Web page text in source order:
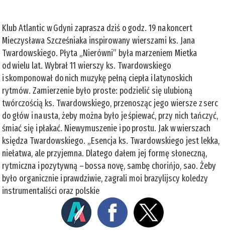
Klub Atlantic w Gdyni zaprasza dziś o godz. 19 na koncert
Mieczysława Szcześniaka inspirowany wierszami ks. Jana
Twardowskiego. Płyta „Nierówni” była marzeniem Mietka
od wielu lat. Wybrał 11 wierszy ks. Twardowskiego
i skomponował do nich muzykę pełną ciepła i latynoskich
rytmów. Zamierzenie było proste: podzielić się ulubioną
twórczością ks. Twardowskiego, przenosząc jego wiersze z serc
do głów i na usta, żeby można było je śpiewać, przy nich tańczyć,
śmiać się i płakać. Niewymuszenie i po prostu. Jak w wierszach
księdza Twardowskiego. „Esencja ks. Twardowskiego jest lekka,
niełatwa, ale przyjemna. Dlatego dałem jej formę słoneczną,
rytmiczna i pozytywną – bossa novę, sambę chorińjo, sao. Żeby
było organicznie i prawdziwie, zagrali moi brazylijscy koledzy
instrumentaliści oraz polskie